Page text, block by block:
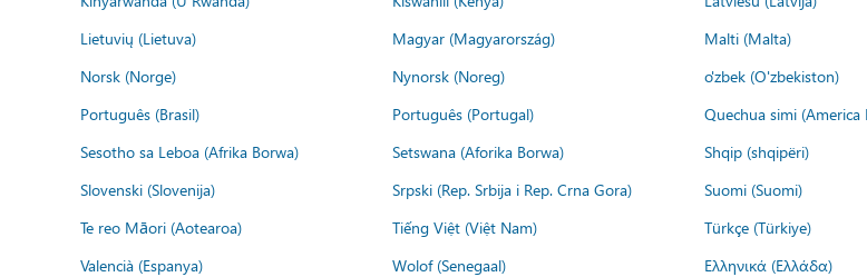
Lietuvių (Lietuva)
Magyar (Magyarország) Malti (Malta)
Norsk (Norge)
Nynorsk (Noreg) o'zbek (O'zbekiston)
Português (Brasil)
Português (Portugal) Quechua simi (America
Sesotho sa Leboa (Afrika Borwa)
Setswana (Aforika Borwa) Shqip (shqipëri)
Slovenski (Slovenija)
Srpski (Rep. Srbija i Rep. Crna Gora) Suomi (Suomi)
Te reo Māori (Aotearoa)
Tiếng Việt (Việt Nam) Türkçe (Türkiye)
Valencià (Espanya)
Wolof (Senegaal) Ελληνικά (Ελλάδα)